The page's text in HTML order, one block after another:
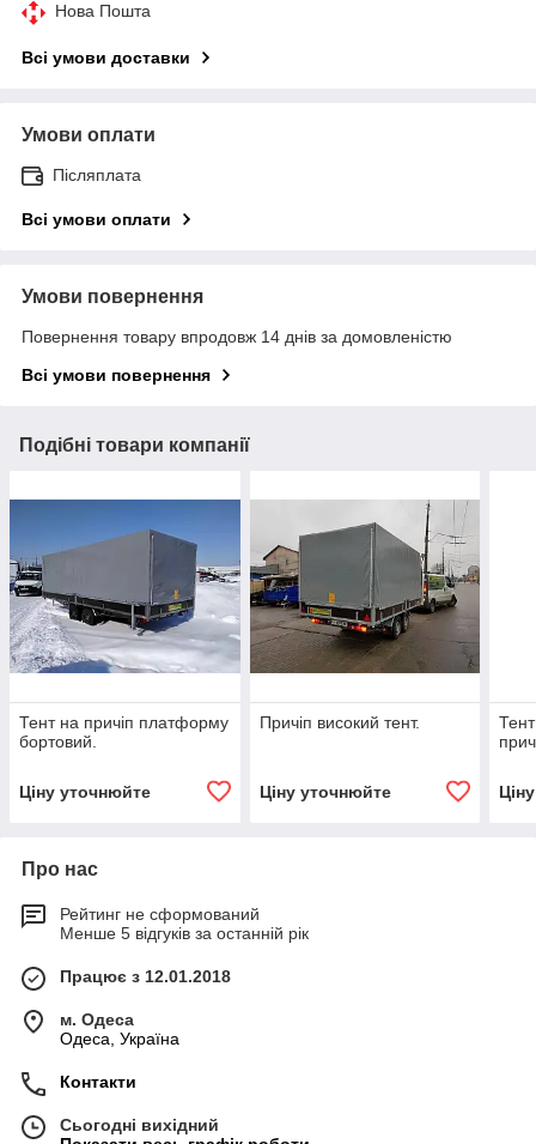
Нова Пошта
Всі умови доставки
Умови оплати
Післяплата
Всі умови оплати
Умови повернення
Повернення товару впродовж 14 днів за домовленістю
Всі умови повернення
Подібні товари компанії
Тент на причіп платформу
бортовий.
Ціну уточнюйте
Причіп високий тент.
Ціну уточнюйте
Про нас
Рейтинг не сформований
Менше 5 відгуків за останній рік
Працює з 12.01.2018
м. Одеса
Одеса, Україна
Контакти
Сьогодні вихідний